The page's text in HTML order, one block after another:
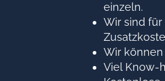
einzeln.
Wir sind für
Wir
Viel Know-